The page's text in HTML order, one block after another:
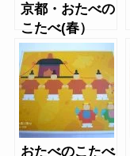
京都・おたべの
こたべ(春）
おたべのこたべ